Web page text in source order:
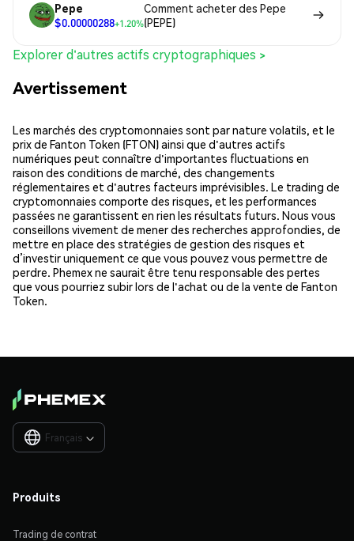
Pepe
$0.00000288+1.20%
Comment acheter des Pepe
(PEPE)
Explorer d'autres actifs cryptographiques >
Avertissement
Les marchés des cryptomonnaies sont par nature volatils, et le
prix de Fanton Token (FTON) ainsi que d'autres actifs
numériques peut connaître d'importantes fluctuations en
raison des conditions de marché, des changements
réglementaires et d'autres facteurs imprévisibles. Le trading de
cryptomonnaies comporte des risques, et les performances
passées ne garantissent en rien les résultats futurs. Nous vous
conseillons vivement de mener des recherches approfondies, de
mettre en place des stratégies de gestion des risques et
d’investir uniquement ce que vous pouvez vous permettre de
perdre. Phemex ne saurait être tenu responsable des pertes
que vous pourriez subir lors de l'achat ou de la vente de Fanton
Token.
Français 
Produits
Trading de contrat